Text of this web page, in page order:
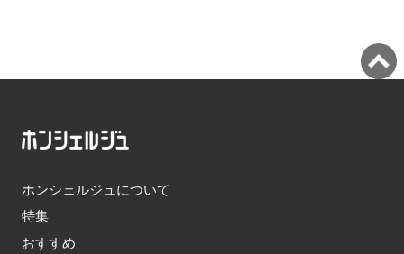
ホンシェルジュについて
特集
おすすめ